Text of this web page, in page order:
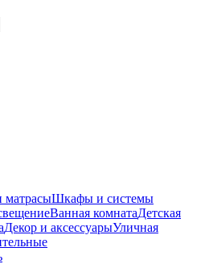
матрасыШкафы и системы
Ванная комнатаДетская
Декор и аксессуарыУличная